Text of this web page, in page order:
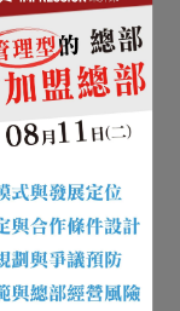
風
清
界：東
巷，南